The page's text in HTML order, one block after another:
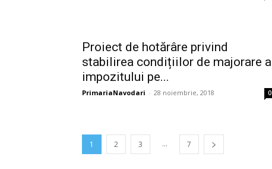
Proiect de hotărâre privind
stabilirea condițiilor de majorare a
impozitului pe...
PrimariaNavodari - 28 noiembrie, 2018 0
1 2 3 ... 7